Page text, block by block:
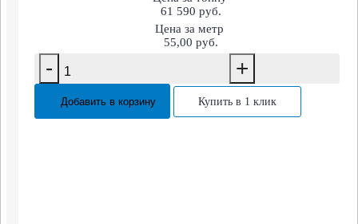
61 590 руб.
Цена за метр
55,00 руб.
- +
Добавить в корзину Купить в 1 клик